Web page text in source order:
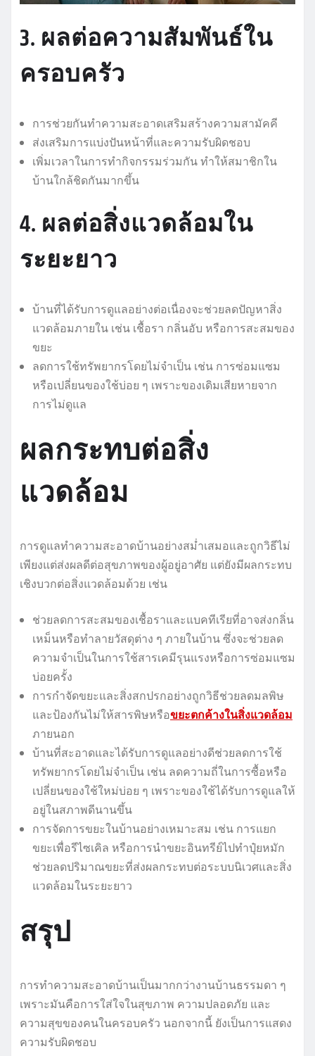
3. ผลต่อความสัมพันธ์ใน
ครอบครัว
การช่วยกันทำความสะอาดเสริมสร้างความสามัคคี
ส่งเสริมการแบ่งปันหน้าที่และความรับผิดชอบ
เพิ่มเวลาในการทำกิจกรรมร่วมกัน ทำให้สมาชิกใน
บ้านใกล้ชิดกันมากขึ้น
4. ผลต่อสิ่งแวดล้อมใน
ระยะยาว
บ้านที่ได้รับการดูแลอย่างต่อเนื่องจะช่วยลดปัญหาสิ่ง
แวดล้อมภายใน เช่น เชื้อรา กลิ่นอับ หรือการสะสมของ
ขยะ
ลดการใช้ทรัพยากรโดยไม่จำเป็น เช่น การซ่อมแซม
หรือเปลี่ยนของใช้บ่อย ๆ เพราะของเดิมเสียหายจาก
การไม่ดูแล
ผลกระทบต่อสิ่ง
แวดล้อม
การดูแลทำความสะอาดบ้านอย่างสม่ำเสมอและถูกวิธีไม่
เพียงแต่ส่งผลดีต่อสุขภาพของผู้อยู่อาศัย แต่ยังมีผลกระทบ
เชิงบวกต่อสิ่งแวดล้อมด้วย เช่น
ช่วยลดการสะสมของเชื้อราและแบคทีเรียที่อาจส่งกลิ่น
เหม็นหรือทำลายวัสดุต่าง ๆ ภายในบ้าน ซึ่งจะช่วยลด
ความจำเป็นในการใช้สารเคมีรุนแรงหรือการซ่อมแซม
บ่อยครั้ง
การกำจัดขยะและสิ่งสกปรกอย่างถูกวิธีช่วยลดมลพิษ
และป้องกันไม่ให้สารพิษหรือขยะตกค้างในสิ่งแวดล้อม
ภายนอก
บ้านที่สะอาดและได้รับการดูแลอย่างดีช่วยลดการใช้
ทรัพยากรโดยไม่จำเป็น เช่น ลดความถี่ในการซื้อหรือ
เปลี่ยนของใช้ใหม่บ่อย ๆ เพราะของใช้ได้รับการดูแลให้
อยู่ในสภาพดีนานขึ้น
การจัดการขยะในบ้านอย่างเหมาะสม เช่น การแยก
ขยะเพื่อรีไซเคิล หรือการนำขยะอินทรีย์ไปทำปุ๋ยหมัก
ช่วยลดปริมาณขยะที่ส่งผลกระทบต่อระบบนิเวศและสิ่ง
แวดล้อมในระยะยาว
สรุป
การทำความสะอาดบ้านเป็นมากกว่างานบ้านธรรมดา ๆ
เพราะมันคือการใส่ใจในสุขภาพ ความปลอดภัย และ
ความสุขของคนในครอบครัว นอกจากนี้ ยังเป็นการแสดง
ความรับผิดชอบ